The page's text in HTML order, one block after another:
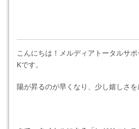
こんにちは！メルディアトータルサ
Kです。
陽が昇るのが早くなり、少し嬉しさを